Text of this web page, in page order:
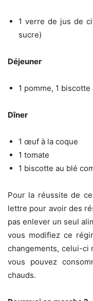
1 verre de jus de
sucre)
Déjeuner
1 pomme, 1
Dîner
1 œuf à la coque
1 tomate
1 biscotte au blé
Pour la réussite de
lettre pour avoir des
pas enlever un seul
vous modifiez ce
changements, celui-ci
vous pouvez
chauds.